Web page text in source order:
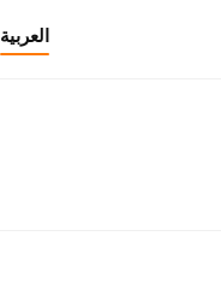
العربية